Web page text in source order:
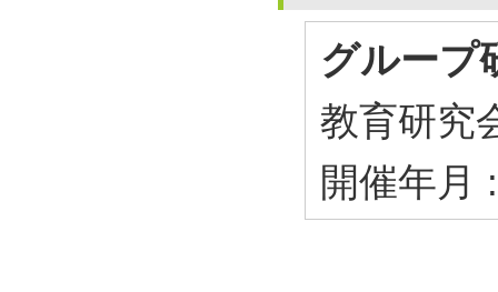
グループ
教育研究
開催年月